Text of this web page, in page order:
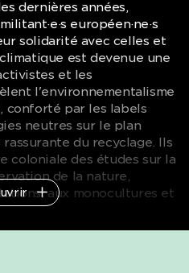
dernières années,
européen·ne·s
solidarité avec celles et
est devenue une
et les
l'environnementalisme
conforté par les labels
neutres sur le plan
du recyclage. Ils
coloniale des études sur la
de la nature,
aux monocultures et